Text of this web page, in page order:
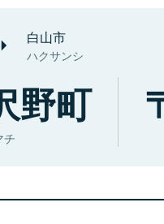
白山市
ハクサンシ
野町
チ